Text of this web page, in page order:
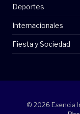
Deportes
Internacionales
Fiesta y Sociedad
© 2026 Esencia